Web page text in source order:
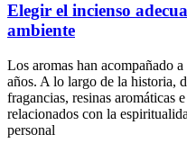
Elegir el incienso
ambiente
Los aromas han acompañado
años. A lo largo de la historia,
fragancias, resinas aromáticas
relacionados con la
personal